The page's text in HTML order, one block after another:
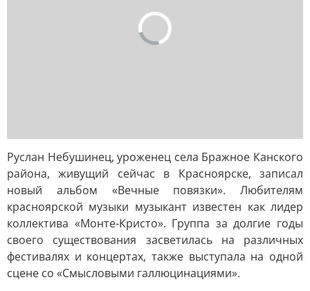
Руслан Небушинец, уроженец села Бражное Канского
района, живущий сейчас в Красноярске, записал
новый альбом «Вечные повязки». Любителям
красноярской музыки музыкант известен как лидер
коллектива «Монте-Кристо». Группа за долгие годы
своего существования засветилась на различных
фестивалях и концертах, также выступала на одной
сцене со «Смысловыми галлюцинациями».